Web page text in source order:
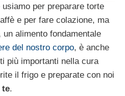
usiamo per preparare torte
e per fare colazione, ma
un alimento fondamentale
del nostro corpo, è anche
più importanti nella cura
il frigo e preparate con noi
te.